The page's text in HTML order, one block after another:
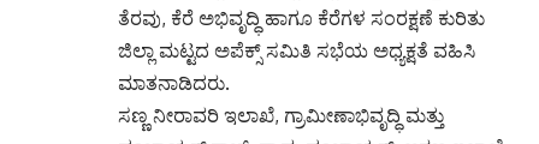
ತೆರವು, ಕೆರೆ ಅಭಿವೃದ್ಧಿ ಹಾಗೂ ಕೆರೆಗಳ ಸಂರಕ್ಷಣೆ ಕುರಿತು
ಜಿಲ್ಲಾ ಮಟ್ಟದ ಅಪೆಕ್ಸ್ ಸಮಿತಿ ಸಭೆಯ ಅಧ್ಯಕ್ಷತೆ ವಹಿಸಿ
ಮಾತನಾಡಿದರು.
ಸಣ್ಣ ನೀರಾವರಿ ಇಲಾಖೆ, ಗ್ರಾಮೀಣಾಭಿವೃದ್ಧಿ ಮತ್ತು